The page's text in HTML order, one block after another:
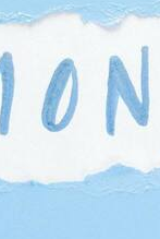
pada hari
signifikan,